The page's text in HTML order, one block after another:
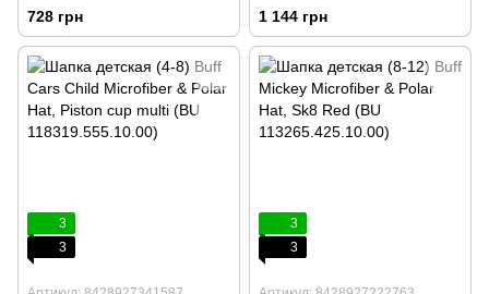
728 грн
118320.555.10.00)
1 144 грн
3
3
3
3